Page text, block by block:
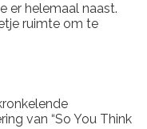
er helemaal naast.
ruimte om te
van “So You Think